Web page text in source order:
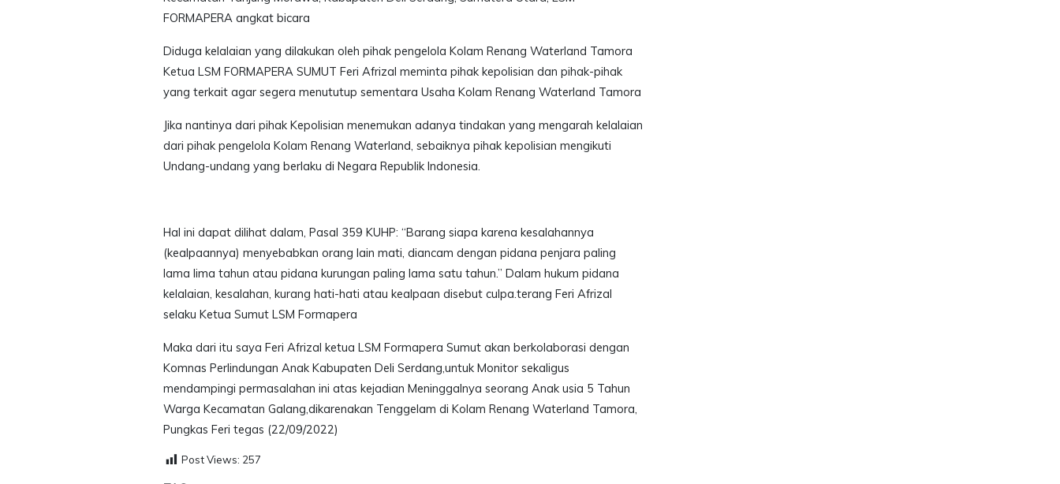
FORMAPERA angkat bicara
Diduga kelalaian yang dilakukan oleh pihak pengelola Kolam Renang Waterland Tamora
Ketua LSM FORMAPERA SUMUT Feri Afrizal meminta pihak kepolisian dan pihak-pihak
yang terkait agar segera menututup sementara Usaha Kolam Renang Waterland Tamora
Jika nantinya dari pihak Kepolisian menemukan adanya tindakan yang mengarah kelalaian
dari pihak pengelola Kolam Renang Waterland, sebaiknya pihak kepolisian mengikuti
Undang-undang yang berlaku di Negara Republik Indonesia.
Hal ini dapat dilihat dalam, Pasal 359 KUHP: “Barang siapa karena kesalahannya
(kealpaannya) menyebabkan orang lain mati, diancam dengan pidana penjara paling
lama lima tahun atau pidana kurungan paling lama satu tahun.” Dalam hukum pidana
kelalaian, kesalahan, kurang hati-hati atau kealpaan disebut culpa.terang Feri Afrizal
selaku Ketua Sumut LSM Formapera
Maka dari itu saya Feri Afrizal ketua LSM Formapera Sumut akan berkolaborasi dengan
Komnas Perlindungan Anak Kabupaten Deli Serdang,untuk Monitor sekaligus
mendampingi permasalahan ini atas kejadian Meninggalnya seorang Anak usia 5 Tahun
Warga Kecamatan Galang,dikarenakan Tenggelam di Kolam Renang Waterland Tamora,
Pungkas Feri tegas (22/09/2022)
Post Views: 257